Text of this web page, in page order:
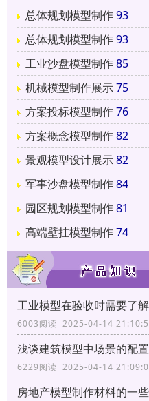
总体规划模型制作93
总体规划模型制作93
工业沙盘模型制作85
机械模型制作展示75
方案投标模型制作76
方案概念模型制作82
景观模型设计展示82
军事沙盘模型制作84
园区规划模型制作81
高端壁挂模型制作74
工业模型在验收时需要了
6003阅读 2025-04-14
浅谈建筑模型中场景的配置
6229阅读 2025-04-14
房地产模型制作材料的一